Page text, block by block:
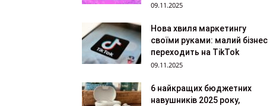
09.11.2025
Нова хвиля маркетингу
своїми руками: малий бізнес
переходить на TikTok
09.11.2025
6 найкращих бюджетних
навушників 2025 року,